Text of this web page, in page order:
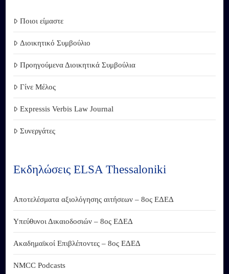
Ποιοι είμαστε
Διοικητικό Συμβούλιο
Προηγούμενα Διοικητικά Συμβούλια
Γίνε Μέλος
Expressis Verbis Law Journal
Συνεργάτες
Εκδηλώσεις ELSA Thessaloniki
Αποτελέσματα αξιολόγησης αιτήσεων – 8ος ΕΔΕΔ
Υπεύθυνοι Δικαιοδοσιών – 8ος ΕΔΕΔ
Ακαδημαϊκοί Επιβλέποντες – 8ος ΕΔΕΔ
NMCC Podcasts